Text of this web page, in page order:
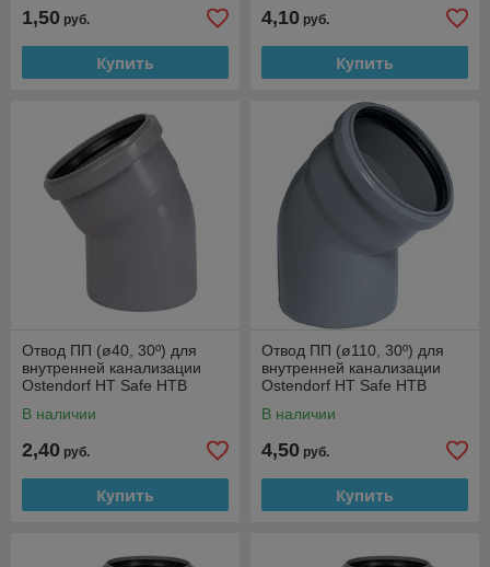
1,50 руб.
Купить
4,10 руб.
Купить
Отвод ПП (ø40, 30º) для
внутренней канализации
Ostendorf HT Safe HTB
В наличии
2,40 руб.
Купить
Отвод ПП (ø110, 30º) для
внутренней канализации
Ostendorf HT Safe HTB
В наличии
4,50 руб.
Купить